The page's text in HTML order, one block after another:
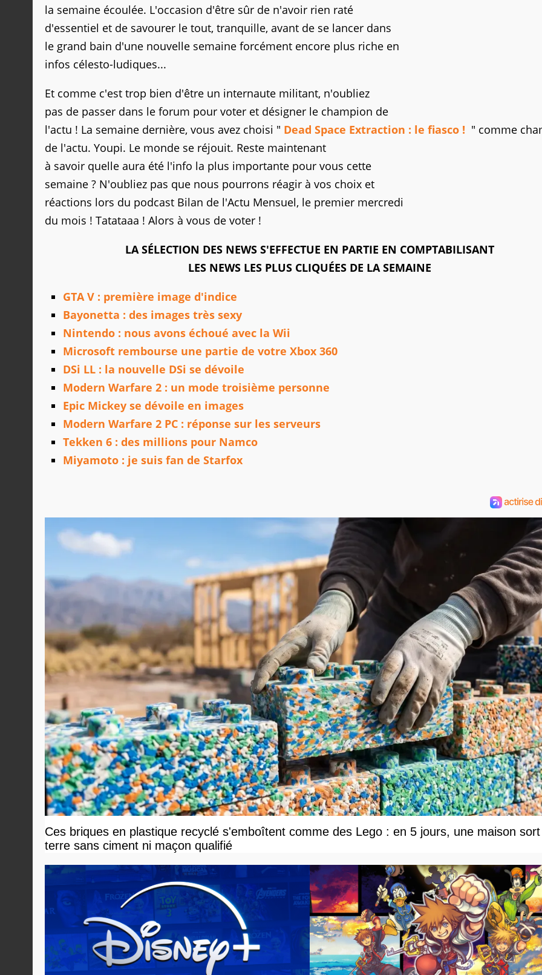
la semaine écoulée. L'occasion d'être sûr de n'avoir rien raté
d'essentiel et de savourer le tout, tranquille, avant de se lancer dans
le grand bain d'une nouvelle semaine forcément encore plus riche en
infos célesto-ludiques...
Et comme c'est trop bien d'être un internaute militant, n'oubliez
pas de passer dans le forum pour voter et désigner le champion de
l'actu ! La semaine dernière, vous avez choisi " Dead Space Extraction : le fiasco ! " comme
de l'actu. Youpi. Le monde se réjouit. Reste maintenant
à savoir quelle aura été l'info la plus importante pour vous cette
semaine ? N'oubliez pas que nous pourrons réagir à vos choix et
réactions lors du podcast Bilan de l'Actu Mensuel, le premier mercredi
du mois ! Tatataaa ! Alors à vous de voter !
LA SÉLECTION DES NEWS S'EFFECTUE EN PARTIE EN COMPTABILISANT
LES NEWS LES PLUS CLIQUÉES DE LA SEMAINE
GTA V : première image d'indice
Bayonetta : des images très sexy
Nintendo : nous avons échoué avec la Wii
Microsoft rembourse une partie de votre Xbox 360
DSi LL : la nouvelle DSi se dévoile
Modern Warfare 2 : un mode troisième personne
Epic Mickey se dévoile en images
Modern Warfare 2 PC : réponse sur les serveurs
Tekken 6 : des millions pour Namco
Miyamoto : je suis fan de Starfox
Ces briques en plastique recyclé s'emboîtent comme des Lego : en 5 jours, une maison
terre sans ciment ni maçon qualifié